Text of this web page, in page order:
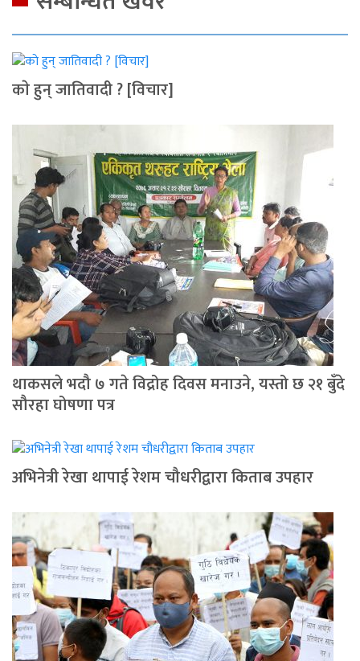
काे हुन् जातिवादी ? [विचार]
थाकसले भदौ ७ गते विद्रोह दिवस मनाउने, यस्तो छ २१ बुँदे
सौरहा घोषणा पत्र
अभिनेत्री रेखा थापाई रेशम चौधरीद्वारा किताब उपहार